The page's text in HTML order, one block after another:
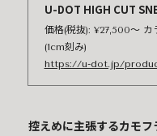
U-DOT HIGH CUT
価格(税抜): ¥27,500〜
(1cm刻み)
https://u-dot.jp/
控えめに主張するカモ